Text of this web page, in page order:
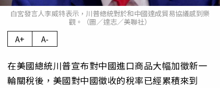
白宮發言人李威特表示，川普總統對於和中國達成貿易協議感到樂
觀。（圖／達志／美聯社）
A+ A-
在美國總統川普宣布對中國進口商品大幅加徵新一
輪關稅後，美國對中國徵收的稅率已經累積來到